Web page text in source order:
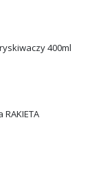
400ml